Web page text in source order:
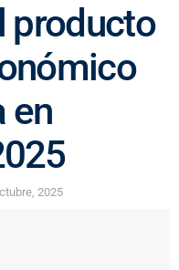
producto
en
2025